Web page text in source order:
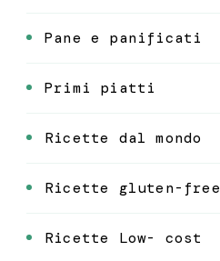
Pane e panificati
Primi piatti
Ricette dal mondo
Ricette gluten-free
Ricette Low- cost